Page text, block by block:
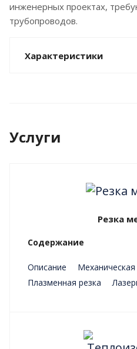
инженерных проектах,
трубопроводов.
Характеристики
Услуги
Резка
Содержание
Описание
Механическая
Плазменная резка